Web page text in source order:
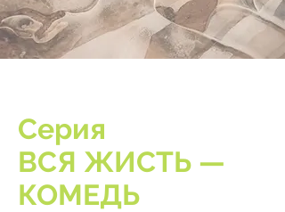
Серия
ВСЯ ЖИСТЬ —
КОМЕДЬ